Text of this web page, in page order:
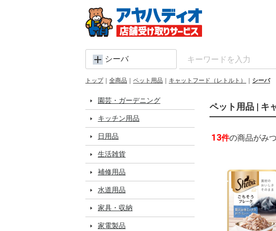
シーバ
トップ 全商品 ペット用品 キャットフード（レトルト） シーバ
園芸・ガーデニング
キッチン用品
日用品
生活雑貨
補修用品
水道用品
家具・収納
家電製品
ペット用品 | キ
13件の商品がみ